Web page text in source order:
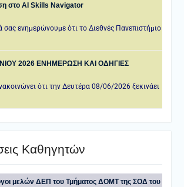
στο AI Skills Navigator
σας ενημερώνουμε ότι το Διεθνές Πανεπιστήμιο
2026 ΕΝΗΜΕΡΩΣΗ ΚΑΙ ΟΔΗΓΙΕΣ
ότι την Δευτέρα 08/06/2026 ξεκινάει
Καθηγητών
μελών ΔΕΠ του Τμήματος ΔΟΜΤ της ΣΟΔ του